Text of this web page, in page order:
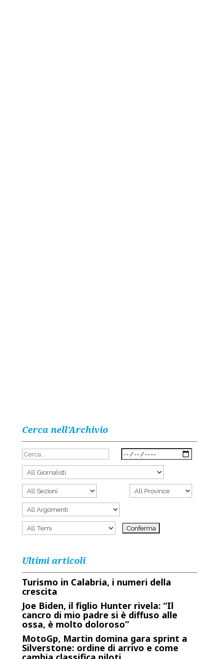
Cerca nell’Archivio
Ultimi articoli
Turismo in Calabria, i numeri della
crescita
Joe Biden, il figlio Hunter rivela: “Il
cancro di mio padre si è diffuso alle
ossa, è molto doloroso”
MotoGp, Martin domina gara sprint a
Silverstone: ordine di arrivo e come